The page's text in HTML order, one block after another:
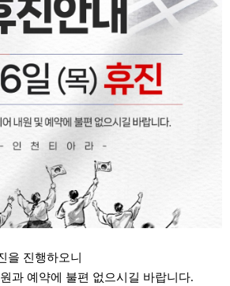
을 진행하오니
과 예약에 불편 없으시길 바랍니다.